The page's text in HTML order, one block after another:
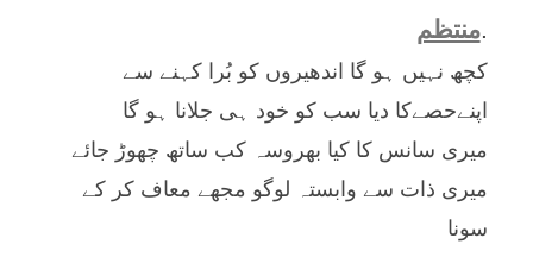
.منتظم
کچھ نہیں ہو گا اندھیروں کو بُرا کہنے سے
اپنےحصےکا دیا سب کو خود ہی جلانا ہو گا
میری سانس کا کیا بھروسہ کب ساتھ چھوڑ جائے
میری ذات سے وابستہ لوگو مجھے معاف کر کے
سونا